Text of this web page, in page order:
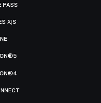
PASS
X|S